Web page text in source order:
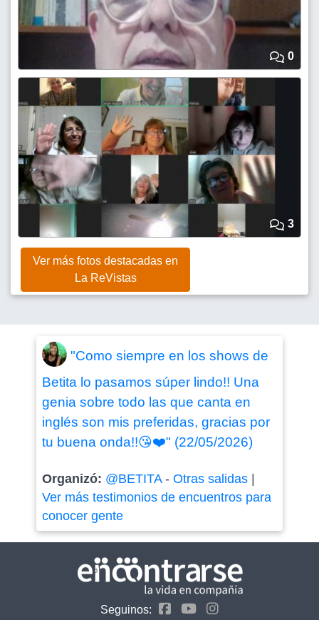
0
3
Ver más fotos destacadas en
La ReVistas
"Como siempre en los shows de
Betita lo pasamos súper lindo!! Una
genia sobre todo las que canta en
inglés son mis preferidas, gracias por
tu buena onda!!😘❤️" (22/05/2026)
Organizó: @BETITA- Otras salidas|
Ver más testimonios de encuentros para
conocer gente
Seguinos: